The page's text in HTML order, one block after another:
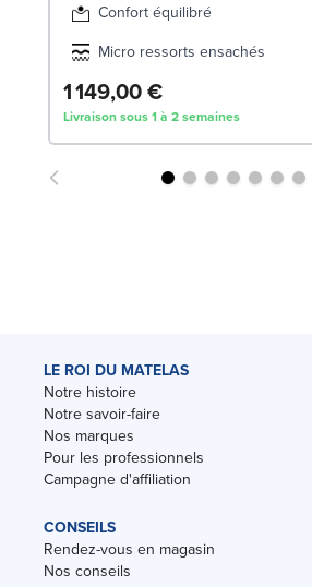
Confort équilibré
Micro ressorts ensachés
1 149,00 €
Livraison sous 1 à 2 semaines
LE ROI DU MATELAS
Notre histoire
Notre savoir-faire
Nos marques
Pour les professionnels
Campagne d'affiliation
CONSEILS
Rendez-vous en magasin
Nos conseils